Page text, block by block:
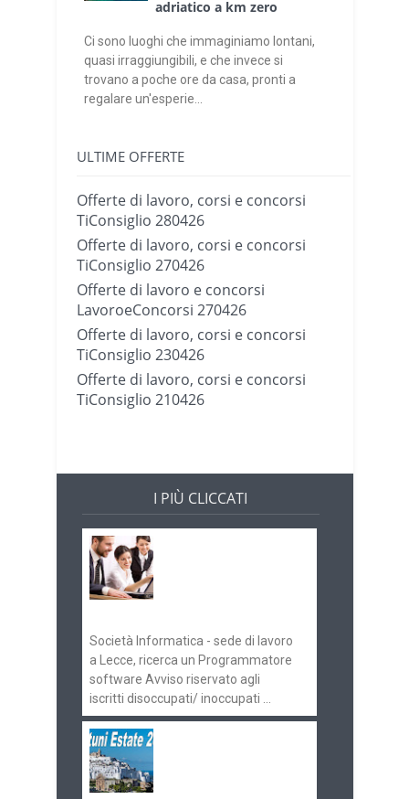
adriatico a km zero
Ci sono luoghi che immaginiamo lontani,
quasi irraggiungibili, e che invece si
trovano a poche ore da casa, pronti a
regalare un'esperie...
ULTIME OFFERTE
Offerte di lavoro, corsi e concorsi
TiConsiglio 280426
Offerte di lavoro, corsi e concorsi
TiConsiglio 270426
Offerte di lavoro e concorsi
LavoroeConcorsi 270426
Offerte di lavoro, corsi e concorsi
TiConsiglio 230426
Offerte di lavoro, corsi e concorsi
TiConsiglio 210426
I PIÙ CLICCATI
Società Informatica - sede di lavoro
a Lecce, ricerca un Programmatore
software Avviso riservato agli
iscritti disoccupati/ inoccupati ...